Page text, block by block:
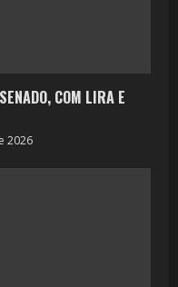
COM LIRA E
2026